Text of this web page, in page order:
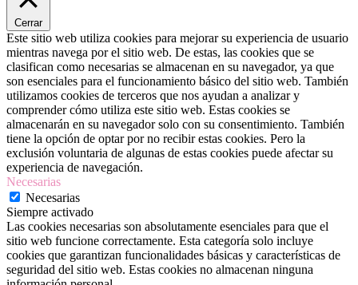
Cerrar
Este sitio web utiliza cookies para mejorar su experiencia de usuario
mientras navega por el sitio web. De estas, las cookies que se
clasifican como necesarias se almacenan en su navegador, ya que
son esenciales para el funcionamiento básico del sitio web. También
utilizamos cookies de terceros que nos ayudan a analizar y
comprender cómo utiliza este sitio web. Estas cookies se
almacenarán en su navegador solo con su consentimiento. También
tiene la opción de optar por no recibir estas cookies. Pero la
exclusión voluntaria de algunas de estas cookies puede afectar su
experiencia de navegación.
Necesarias
Necesarias
Siempre activado
Las cookies necesarias son absolutamente esenciales para que el
sitio web funcione correctamente. Esta categoría solo incluye
cookies que garantizan funcionalidades básicas y características de
seguridad del sitio web. Estas cookies no almacenan ninguna